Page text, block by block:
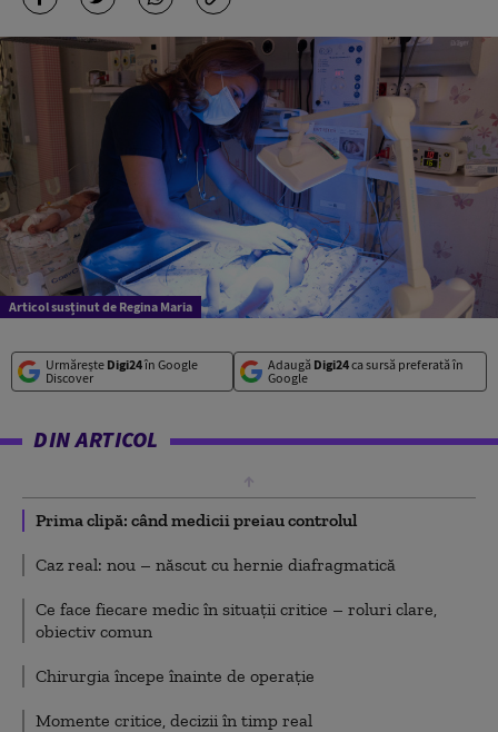
Articol susținut de Regina Maria
Urmărește Digi24în Google
Discover
Adaugă Digi24ca sursă preferată în
Google
DIN ARTICOL
Prima clipă: când medicii preiau controlul
Caz real: nou – născut cu hernie diafragmatică
Ce face fiecare medic în situații critice – roluri clare,
obiectiv comun
Chirurgia începe înainte de operație
Momente critice, decizii în timp real